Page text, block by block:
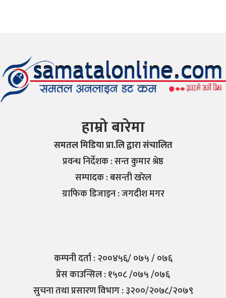
हाम्रो बारेमा
समतल मिडिया प्रा.लि द्वारा संचालित
प्रवन्ध निर्देशक : सन्त कुमार श्रेष्ठ
सम्पादक : बसन्ती खरेल
ग्राफिक डिजाइन : जगदीश मगर
कम्पनी दर्ता : २००४५६/ ०७५ / ०७६
प्रेस काउन्सिल : १५०८ /०७५ /०७६
सुचना तथा प्रसारण विभाग : ३२००/२०७८/२०७९